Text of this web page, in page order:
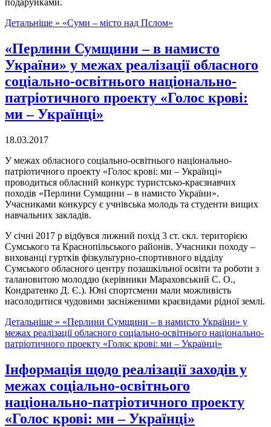
подарунками.
Детальніше » «Суми – місто над Пслом»
«Перлини Сумщини – в намисто
України» у межах реалізації обласного
соціально-освітнього національно-
патріотичного проекту «Голос крові:
ми – Українці»
18.03.2017
У межах обласного соціально-освітнього національно-
патріотичного проекту «Голос крові: ми – Українці»
проводиться обласний конкурс туристсько-краєзнавчих
походів «Перлини Сумщини – в намисто України».
Учасниками конкурсу є учнівська молодь та студенти вищих
навчальних закладів.
У січні 2017 р відбувся лижний похід 3 ст. скл. територією
Сумського та Краснопільського районів. Учасники походу –
вихованці гуртків фізкультурно-спортивного відділу
Сумського обласного центру позашкільної освіти та роботи з
талановитою молоддю (керівники Мараховський С. О.,
Кондратенко Д. Є.). Юні спортсмени мали можливість
насолодитися чудовими засніженими краєвидами рідної землі.
Детальніше » «Перлини Сумщини – в намисто України» у
межах реалізації обласного соціально-освітнього національно-
патріотичного проекту «Голос крові: ми – Українці»
Інформація щодо реалізації заходів у
межах соціально-освітнього
національно-патріотичного проекту
«Голос крові: ми – Українці»